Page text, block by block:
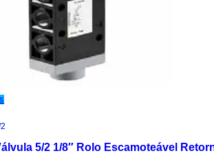
5/2 1/8″ Rolo Escamoteável